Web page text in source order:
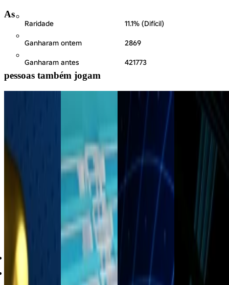
Raridade 11.1% (Difícil)
Ganharam ontem 2869
Ganharam antes 421773
As
pessoas também jogam
Bloxy Anual
[ Conteúdo
excluído ]
78%
220
Show de
Prêmios
83%
Não há experiências rodando no momento.
Sobre nós Vagas
Responsáveis
Compre cartões presente
Ajuda Termos